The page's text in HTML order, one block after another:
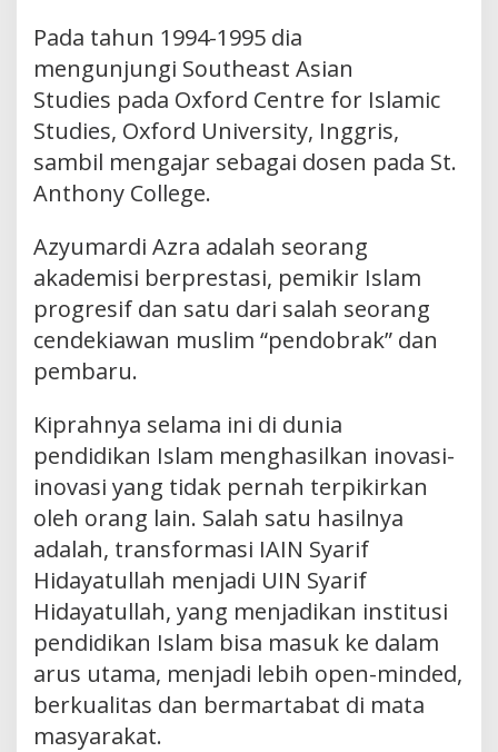
Pada tahun 1994-1995 dia
mengunjungi Southeast Asian
Studies pada Oxford Centre for Islamic
Studies, Oxford University, Inggris,
sambil mengajar sebagai dosen pada St.
Anthony College.
Azyumardi Azra adalah seorang
akademisi berprestasi, pemikir Islam
progresif dan satu dari salah seorang
cendekiawan muslim “pendobrak” dan
pembaru.
Kiprahnya selama ini di dunia
pendidikan Islam menghasilkan inovasi-
inovasi yang tidak pernah terpikirkan
oleh orang lain. Salah satu hasilnya
adalah, transformasi IAIN Syarif
Hidayatullah menjadi UIN Syarif
Hidayatullah, yang menjadikan institusi
pendidikan Islam bisa masuk ke dalam
arus utama, menjadi lebih open-minded,
berkualitas dan bermartabat di mata
masyarakat.